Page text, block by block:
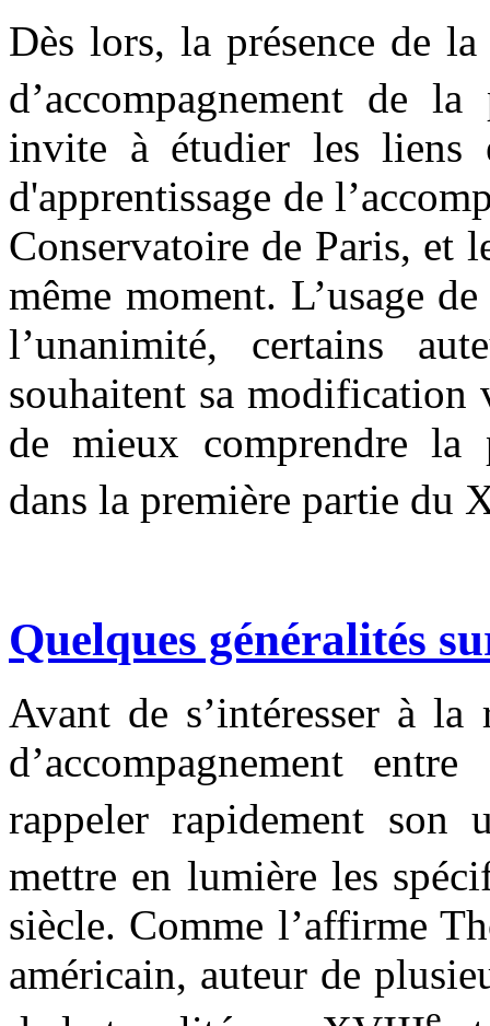
Dès lors, la présence de
d’accompagnement de
invite à étudier les liens
d'apprentissage de
Conservatoire de Paris, et
même moment. L’usage
l’unanimité, certains
souhaitent sa modification
de mieux comprendre la
dans la première partie du
Quelques généralités
Avant de s’intéresser à la
d’accompagnement
rappeler rapidement
mettre en lumière les
siècle. Comme l’affirme
américain, auteur de